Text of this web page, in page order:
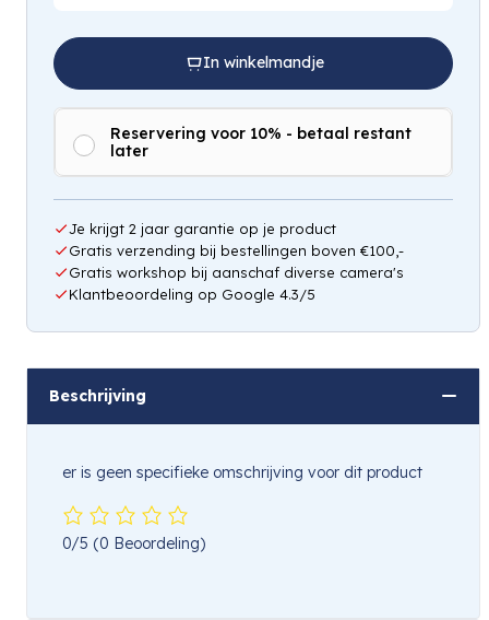
In winkelmandje
Reservering voor 10% - betaal restant
later
Je krijgt 2 jaar garantie op je product
Gratis verzending bij bestellingen boven €100,-
Gratis workshop bij aanschaf diverse camera's
Klantbeoordeling op Google 4.3/5
Beschrijving
er is geen specifieke omschrijving voor dit product
0/5 (0 Beoordeling)